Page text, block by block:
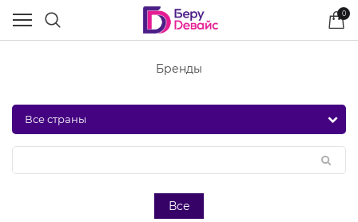
0
Бренды
Все